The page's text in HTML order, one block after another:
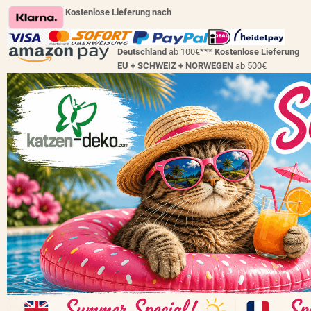
Kostenlose Lieferung nach
Deutschland ab 100€*** Kostenlose Lieferung
EU + SCHWEIZ + NORWEGEN ab 500€